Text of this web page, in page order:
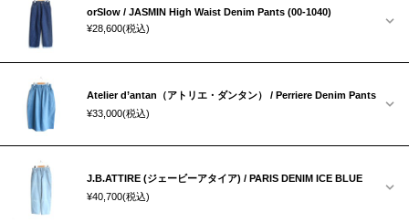
orSlow / JASMIN High Waist Denim Pants (00-1040)
¥28,600(税込)
Atelier d’antan（アトリエ・ダンタン） / Perriere Denim Pants
¥33,000(税込)
J.B.ATTIRE (ジェービーアタイア) / PARIS DENIM ICE BLUE
¥40,700(税込)